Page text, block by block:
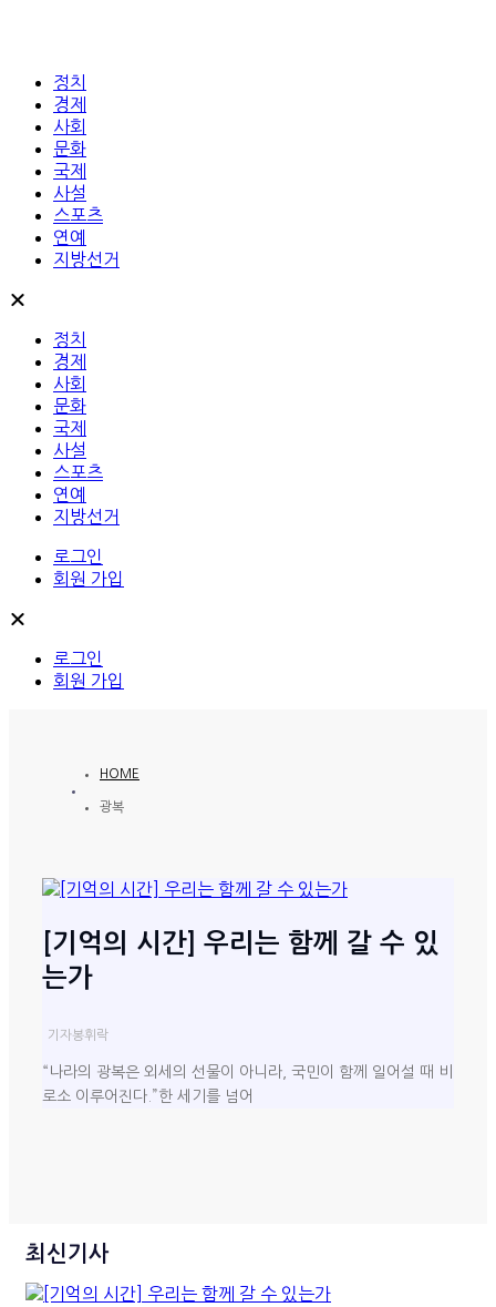
정치
경제
사회
문화
국제
사설
스포츠
연예
지방선거
정치
경제
사회
문화
국제
사설
스포츠
연예
지방선거
로그인
회원 가입
로그인
회원 가입
HOME
광복
[기억의 시간] 우리는 함께 갈 수 있
는가
기자봉휘락
“나라의 광복은 외세의 선물이 아니라, 국민이 함께 일어설 때 비
로소 이루어진다.”한 세기를 넘어
최신기사